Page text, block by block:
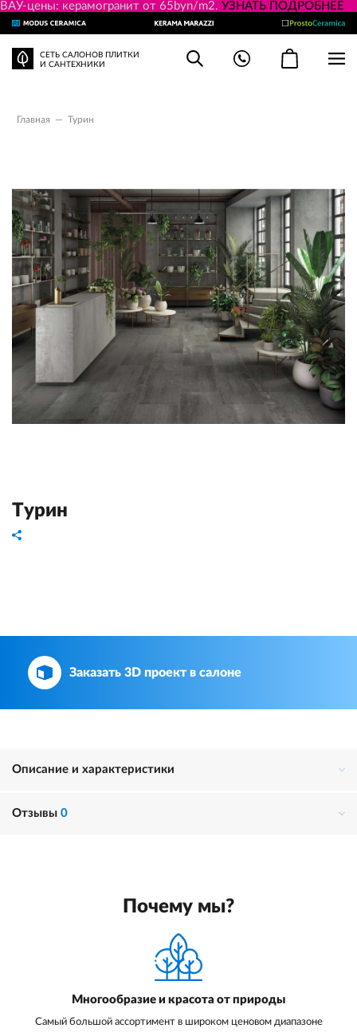
ВАУ-цены: керамогранит от 65byn/m2. УЗНАТЬ ПОДРОБНЕЕ
СЕТЬ САЛОНОВ ПЛИТКИ
И САНТЕХНИКИ
Главная — Турин
Турин
Заказать 3D проект в салоне
Описание и характеристики
Отзывы 0
Почему мы?
Многообразие и красота от природы
Самый большой ассортимент в широком ценовом диапазоне